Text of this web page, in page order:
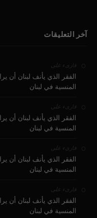
آخر التعليقات
قارىء على
الفقر الذي يأنف لبنان أن
المنسية في لبنان
قارىء على
الفقر الذي يأنف لبنان أن
المنسية في لبنان
قارىء على
الفقر الذي يأنف لبنان أن
المنسية في لبنان
قارىء على
الفقر الذي يأنف لبنان أن
المنسية في لبنان